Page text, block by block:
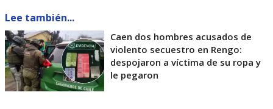
Lee también...
Caen dos hombres acusados de
violento secuestro en Rengo:
despojaron a víctima de su ropa y
le pegaron